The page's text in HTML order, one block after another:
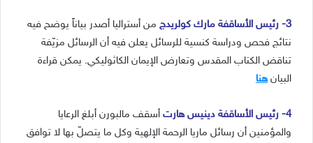
3- رئيس الأساقفة مارك كولريدج
من أستراليا أصدر بياناً يوضح فيه
نتائج فحص ودراسة كنسية للرسائل يعلن فيه أن الرسائل مزيّفة
تناقض الكتاب المقدس وتعارض الإيمان الكاثوليكي. يمكن قراءة
البيانهنا
4- رئيس الأساقفة دينيس هارت
أسقف مالبورن أبلغ الرعايا
والمؤمنين أن رسائل ماريا الرحمة الإلهية وكل ما يتصلّ بها لا توافق